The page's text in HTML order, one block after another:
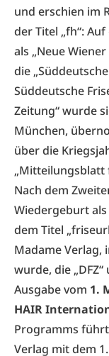
und erschien im
der Titel „fh“:
als „Neue
die
Süddeutsche
Zeitung“ wurde
München,
über die
„Mitteilungsblatt
Nach dem
Wiedergeburt
dem Titel
Madame Verlag,
wurde, die
Ausgabe vom 1.
HAIR
Programms
Verlag mit dem